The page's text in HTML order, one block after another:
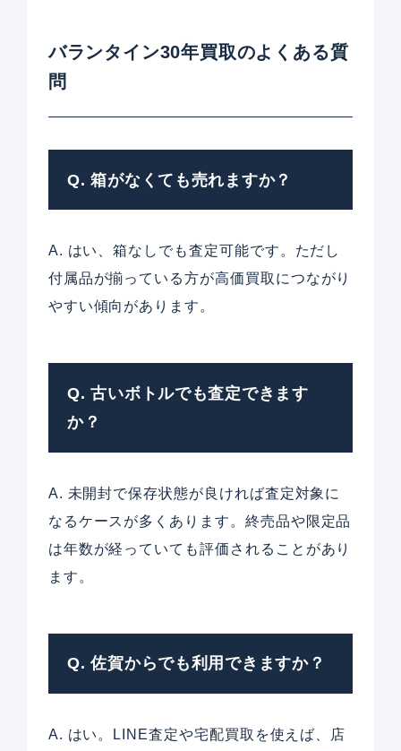
バランタイン30年買取のよくある質
問
Q. 箱がなくても売れますか？
A. はい、箱なしでも査定可能です。ただし
付属品が揃っている方が高価買取につながり
やすい傾向があります。
Q. 古いボトルでも査定できます
か？
A. 未開封で保存状態が良ければ査定対象に
なるケースが多くあります。終売品や限定品
は年数が経っていても評価されることがあり
ます。
Q. 佐賀からでも利用できますか？
A. はい。LINE査定や宅配買取を使えば、店